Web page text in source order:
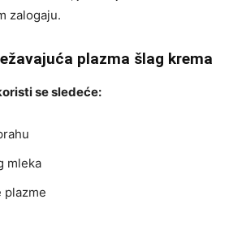
zalogaju.
plazma šlag krema
se sledeće:
mleka
plazme